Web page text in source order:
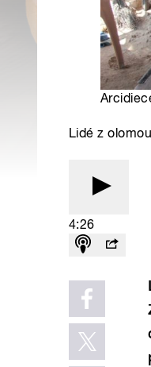
Lidé z
4:26